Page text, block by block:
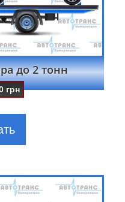
до 2 тонн
грн